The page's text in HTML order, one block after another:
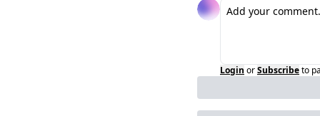
Login orSubscribeto